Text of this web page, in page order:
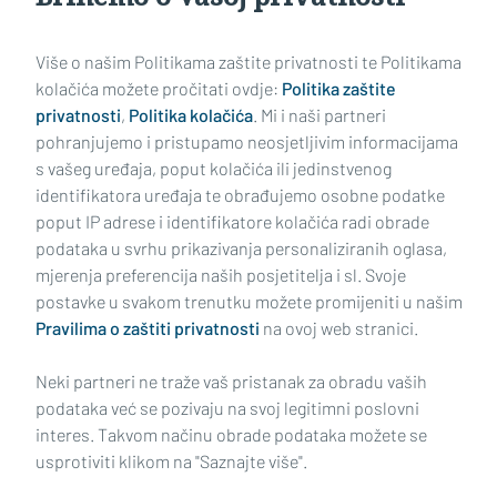
Impressum Uvjeti korištenja Politika privatnosti
Politika kolačića Kontakt Pritužbe Suradnici
Oglašavanje
RUBRIKE
Više o našim Politikama zaštite privatnosti te Politikama
kolačića možete pročitati ovdje: Politika zaštite
privatnosti, Politika kolačića. Mi i naši partneri
pohranjujemo i pristupamo neosjetljivim informacijama
s vašeg uređaja, poput kolačića ili jedinstvenog
identifikatora uređaja te obrađujemo osobne podatke
poput IP adrese i identifikatore kolačića radi obrade
podataka u svrhu prikazivanja personaliziranih oglasa,
mjerenja preferencija naših posjetitelja i sl. Svoje
postavke u svakom trenutku možete promijeniti u našim
Pravilima o zaštiti privatnosti na ovoj web stranici.
Neki partneri ne traže vaš pristanak za obradu vaših
podataka već se pozivaju na svoj legitimni poslovni
interes. Takvom načinu obrade podataka možete se
usprotiviti klikom na "Saznajte više".